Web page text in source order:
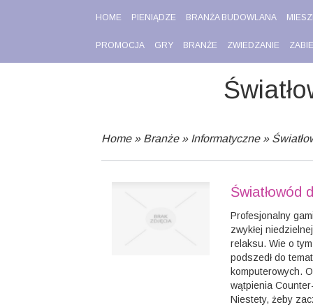
HOME PIENIĄDZE BRANŻA BUDOWLANA
PROMOCJA GRY BRANŻE ZWIEDZANIE
Home» Branże» Informatyczne»
Światłowód
Profesjonalny
zwykłej
relaksu. Wie o
podszedł do
komputerowych.
wątpienia
Niestety, żeby